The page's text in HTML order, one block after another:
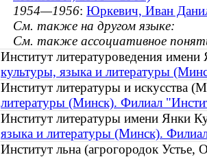
1954—1956: Юркевич, Иван
См. также на другом языке:
См. также ассоциативное
Институт литературоведения
культуры, языка и литературы
Институт литературы и
литературы (Минск). Филиал
Институт литературы имени
языка и литературы (Минск).
Институт льна (агрогородок Устье,